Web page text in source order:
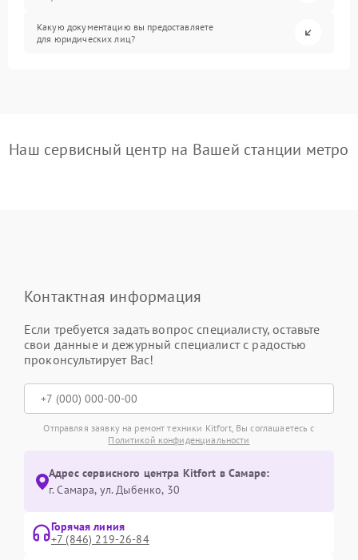
Какую документацию вы предоставляете
для юридических лиц?
Наш сервисный центр на Вашей станции метро
Контактная информация
Если требуется задать вопрос специалисту, оставьте
свои данные и дежурный специалист с радостью
проконсультирует Вас!
Отправляя заявку на ремонт техники Kitfort, Вы соглашаетесь с
Политикой конфиденциальности
Адрес сервисного центра Kitfort в Самаре:
г. Самара, ул. Дыбенко, 30
Горячая линия
+7 (846) 219-26-84